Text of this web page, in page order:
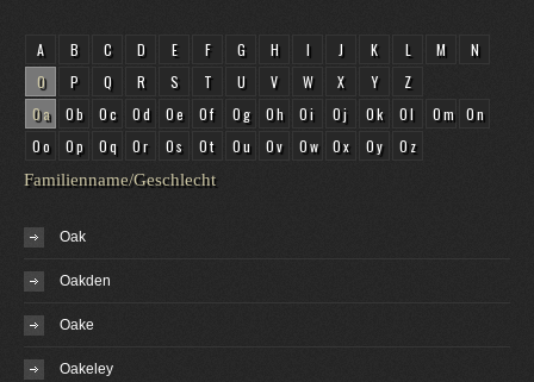
A B C D E F G H I J K L M
N
O
P Q R S T U V W X Y
Z
Oa
Ob Oc Od Oe Of Og Oh Oi Oj Ok Ol Om On
Oo
Op Oq Or Os Ot Ou Ov Ow Ox Oy Oz
Familienname/Geschlecht
Oak
Oakden
Oake
Oakeley